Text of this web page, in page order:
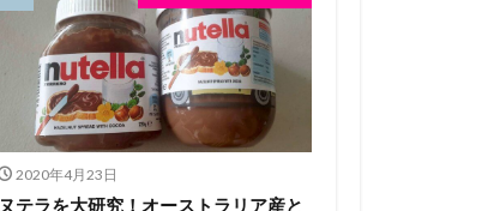
2020年4月23日
ヌテラを大研究！オーストラリア産と